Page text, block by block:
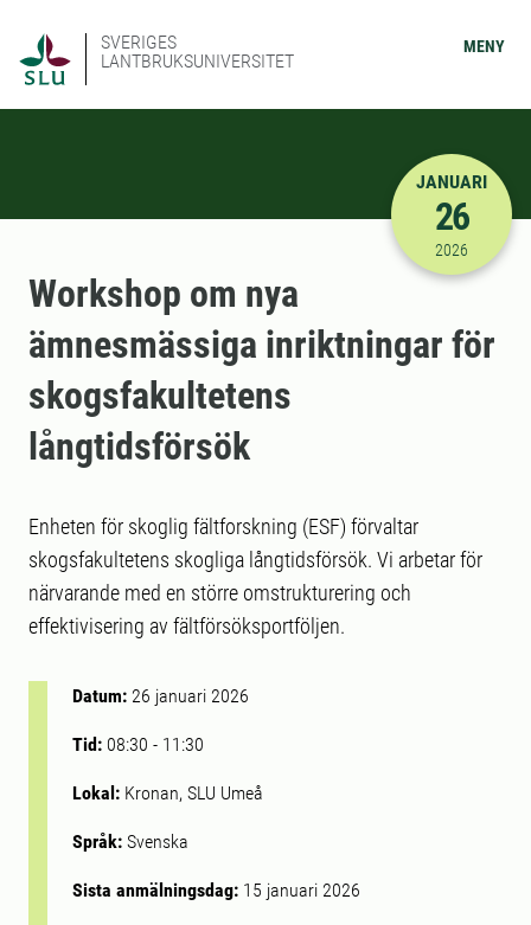
SVERIGES
LANTBRUKSUNIVERSITET
MENY
2026-01-
JANUARI
26
2026
Workshop om nya
ämnesmässiga inriktningar för
skogsfakultetens
långtidsförsök
Enheten för skoglig fältforskning (ESF) förvaltar
skogsfakultetens skogliga långtidsförsök. Vi arbetar för
närvarande med en större omstrukturering och
effektivisering av fältförsöksportföljen.
Datum: 26 januari 2026
Tid: 08:30 - 11:30
Lokal: Kronan, SLU Umeå
Språk: Svenska
Sista anmälningsdag: 15 januari 2026